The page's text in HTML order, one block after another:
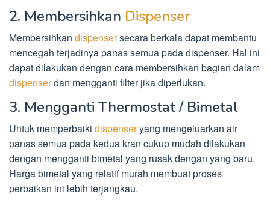
2. Membersihkan Dispenser
Membersihkan dispensersecara berkala dapat membantu
mencegah terjadinya panas semua pada dispenser. Hal ini
dapat dilakukan dengan cara membersihkan bagian dalam
dispenserdan mengganti filter jika diperlukan.
3. Mengganti Thermostat / Bimetal
Untuk memperbaiki dispenseryang mengeluarkan air
panas semua pada kedua kran cukup mudah dilakukan
dengan mengganti bimetal yang rusak dengan yang baru.
Harga bimetal yang relatif murah membuat proses
perbaikan ini lebih terjangkau.